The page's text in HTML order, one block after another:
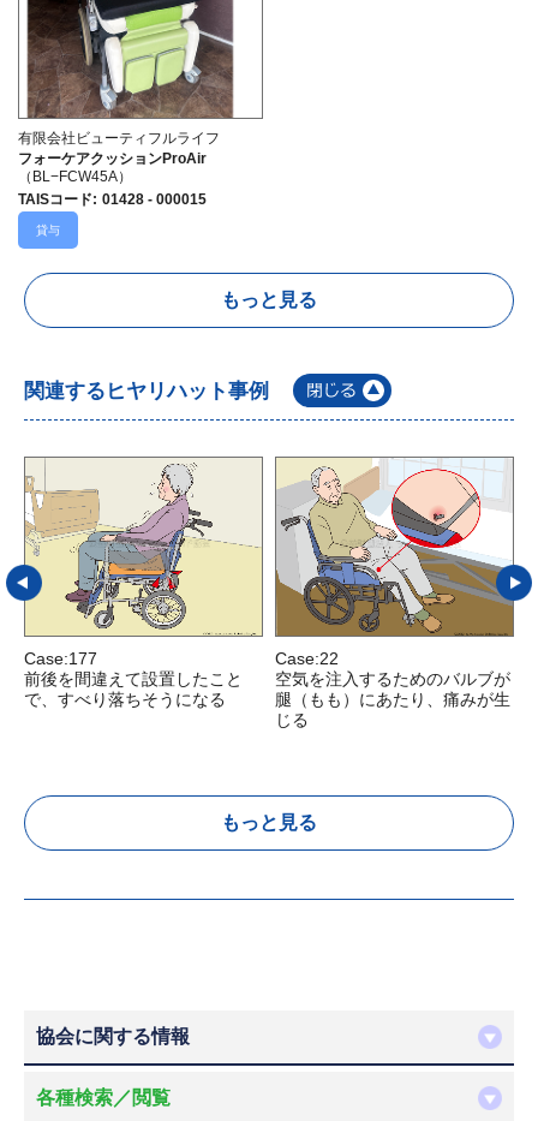
有限会社ビューティフルライフ
フォーケアクッションProAir
（BL−FCW45A）
TAISコード: 01428 - 000015
貸与
もっと見る
関連するヒヤリハット事例
Case:177
前後を間違えて設置したこと
で、すべり落ちそうになる
Case:22
空気を注入するためのバルブが
腿（もも）にあたり、痛みが生
じる
もっと見る
協会に関する情報
各種検索／閲覧